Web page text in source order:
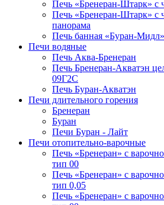
Печь «Бренеран-Штарк» с
Печь «Бренеран-Штарк» с
панорама
Печь банная «Буран-Мидл»
Печи водяные
Печь Аква-Бренеран
Печь Бренеран-Акватэн
09Г2С
Печь Буран-Акватэн
Печи длительного горения
Бренеран
Буран
Печи Буран - Лайт
Печи отопительно-варочные
Печь «Бренеран» с
тип 00
Печь «Бренеран» с
тип 0,05
Печь «Бренеран» с